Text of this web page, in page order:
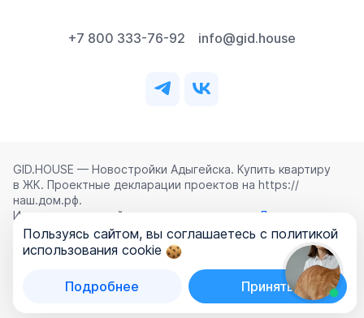
+7 800 333-76-92 info@gid.house
GID.HOUSE — Новостройки Адыгейска. Купить квартиру
в ЖК. Проектные декларации проектов на https://
наш.дом.рф.
Использование сайта означает согласие с
Лицензионным
соглашением ,Политикой конфиденциальностии
Политикой обработки персональных данных
ООО «ГИД.ХАУЗ»
Пользуясь сайтом, вы соглашаетесь с политикой
использования cookie
Подробнее Принять